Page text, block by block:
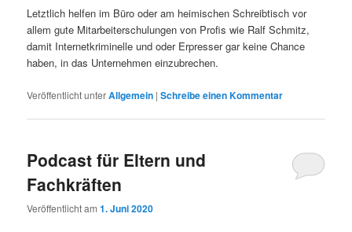
Letztlich helfen im Büro oder am heimischen Schreibtisch vor
allem gute Mitarbeiterschulungen von Profis wie Ralf Schmitz,
damit Internetkriminelle und oder Erpresser gar keine Chance
haben, in das Unternehmen einzubrechen.
Veröffentlicht unterAllgemein |Schreibe einen Kommentar
Podcast für Eltern und
Fachkräften
Veröffentlicht am1. Juni 2020